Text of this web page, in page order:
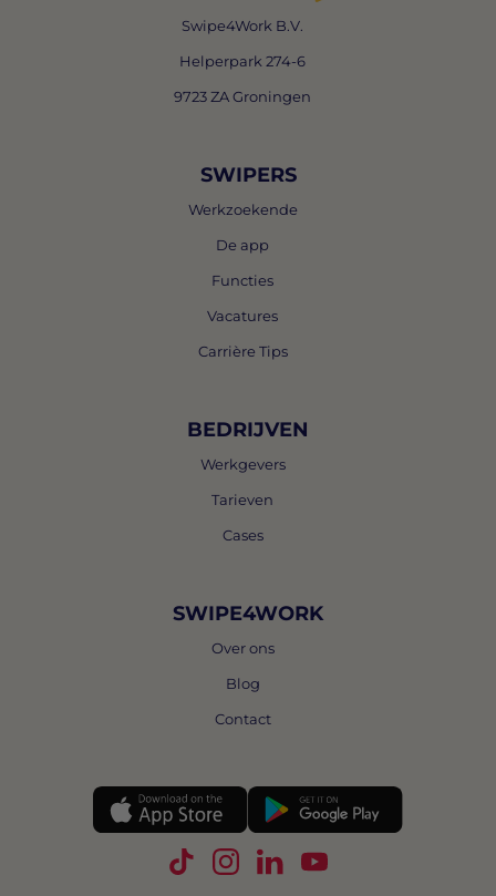
Swipe4Work B.V.
Helperpark 274-6
9723 ZA Groningen
SWIPERS
Werkzoekende
De app
Functies
Vacatures
Carrière Tips
BEDRIJVEN
Werkgevers
Tarieven
Cases
SWIPE4WORK
Over ons
Blog
Contact
Volg Swipe4Work op TikTok
Volg Swipe4Work op
Volg Swipe4Work op
Volg Swipe4Work